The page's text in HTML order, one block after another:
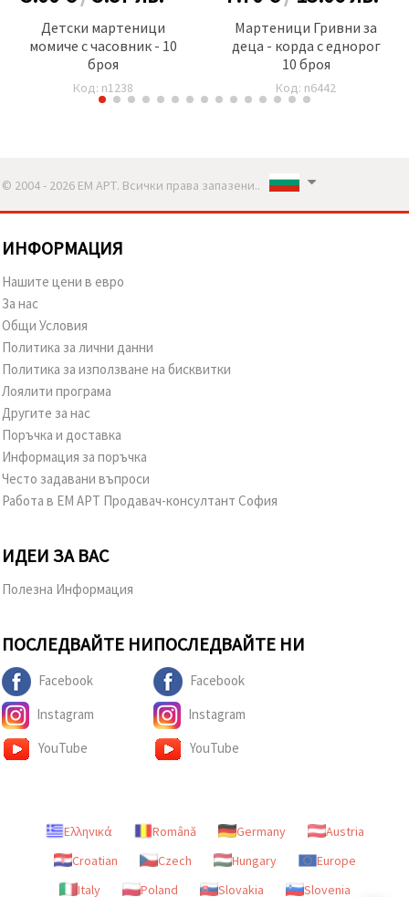
Детски мартеници
момиче с часовник - 10
броя
Код: n1238
Мартеници Гривни за
деца - корда с еднорог
10 броя
Код: n6442
© 2004 - 2026 ЕМ АРТ. Всички права запазени..
ИНФОРМАЦИЯ
Нашите цени в евро
За нас
Общи Условия
Политика за лични данни
Политика за използване на бисквитки
Лоялити програма
Другите за нас
Поръчка и доставка
Информация за поръчка
Често задавани въпроси
Работа в ЕМ АРТ Продавач-консултант София
ИДЕИ ЗА ВАС
Полезна Информация
ПОСЛЕДВАЙТЕ НИ
Facebook
Instagram
YouTube
ПОСЛЕДВАЙТЕ НИ
Facebook
Instagram
YouTube
Ελληνικά Română Germany
Austria
Croatian
Czech Hungary
Europe
Italy
Poland Slovakia Slovenia